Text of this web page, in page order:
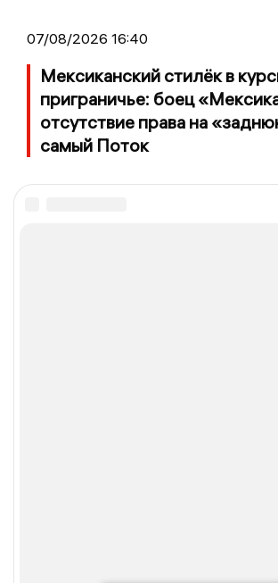
07/08/2026 16:40
Мексиканский стилёк в
приграничье: боец
отсутствие права на
самый Поток